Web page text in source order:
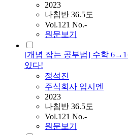
2023
나침반 36.5도
Vol.121 No.-
원문보기
[개념 잡는 공부법] 수학
있다!
정석진
주식회사 입시엔
2023
나침반 36.5도
Vol.121 No.-
원문보기